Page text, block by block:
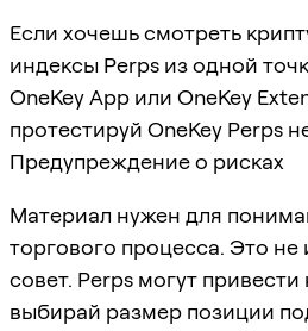
Если хочешь смотреть
индексы Perps из одной
OneKey App или OneKey
протестируй OneKey Perps
Предупреждение о рисках
Материал нужен для
торгового процесса. Это
совет. Perps могут
выбирай размер позиции